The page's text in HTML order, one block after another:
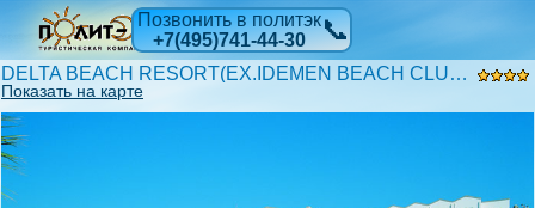
Позвонить в политэк
+7(495)741-44-30
📞
DELTA BEACH RESORT(EX.IDEMEN BEACH CLUB) 4*
Показать на карте